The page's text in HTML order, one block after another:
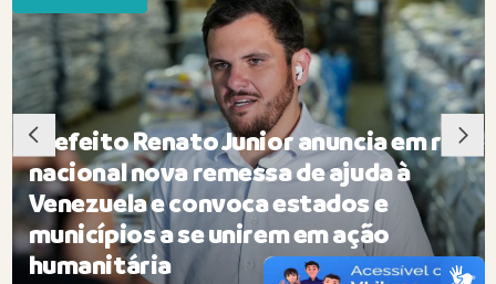
Prefeito Renato Junior anuncia em rede
nacional nova remessa de ajuda à
Venezuela e convoca estados e
municípios a se unirem em ação
humanitária